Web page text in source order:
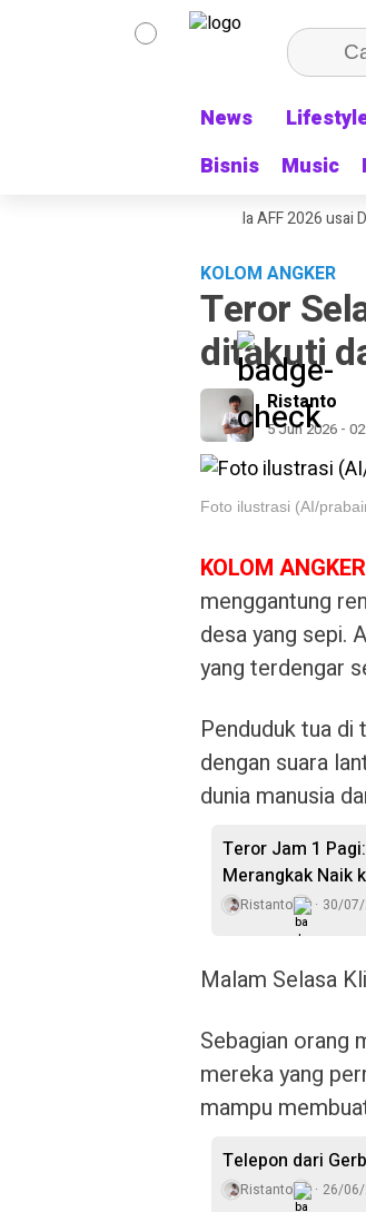
News
Bisnis
Music
News
Bisnis
Music
Tersingkir dari Piala AFF 2026 usai Ditahan
KOLOM ANGKER
Teror
ditakuti
Ristanto
5 Jun 2026 -
Foto ilustrasi (AI/
KOLOM
menggantung
desa yang sepi.
yang terdengar
Penduduk tua
dengan suara
dunia manusia
Teror Jam 1
Merangkak Naik
Ristanto 30/
Malam Selasa
Sebagian orang
mereka yang
mampu
Telepon dari
Ristanto 26/